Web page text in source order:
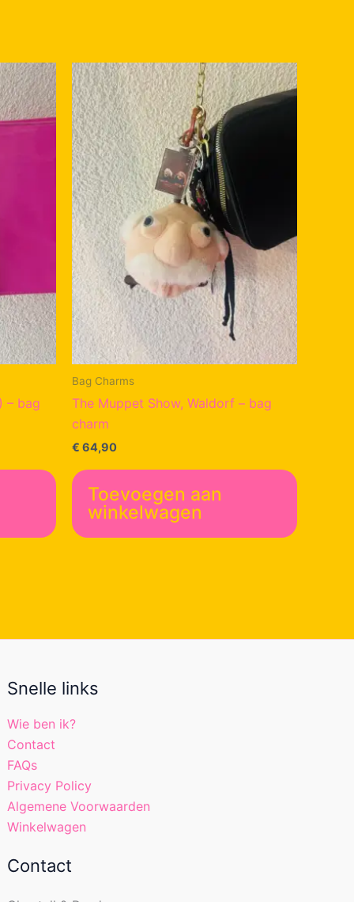
– bag
Bag Charms
The Muppet Show, Waldorf – bag
charm
€ 64,90
Toevoegen aan
winkelwagen
Snelle links
Wie ben ik?
Contact
FAQs
Privacy Policy
Algemene Voorwaarden
Winkelwagen
Contact